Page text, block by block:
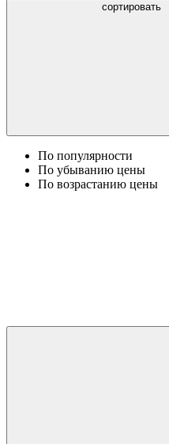
сортировать
По популярности
По убыванию цены
По возрастанию цены